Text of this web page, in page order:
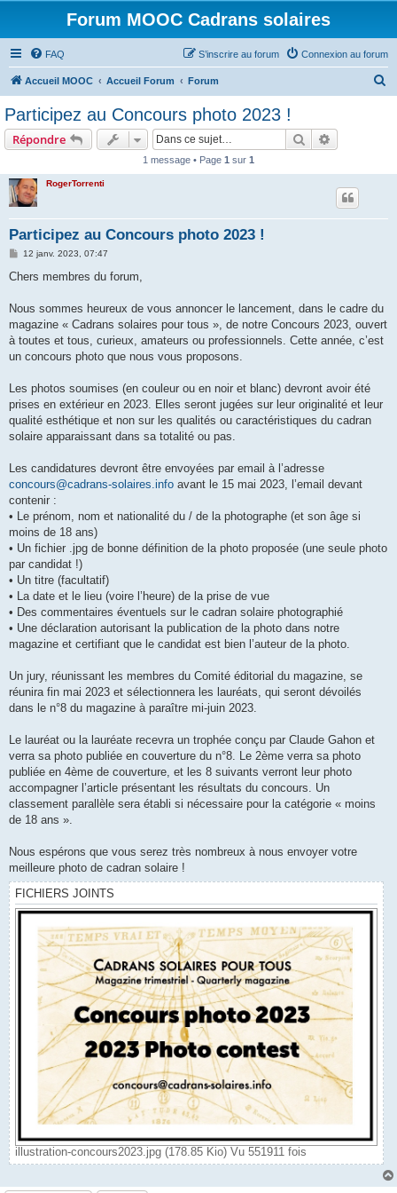
Forum MOOC Cadrans solaires
FAQ Connexion au forum
S’inscrire au forum
Accueil MOOC Accueil Forum Forum
Participez au Concours photo 2023 !
Répondre Rechercher
1 message • Page 1 sur 1
RogerTorrenti
Participez au Concours photo 2023 !
M
s
g
12 janv. 2023, 07:47
Chers membres du forum,
Nous sommes heureux de vous annoncer le lancement, dans le cadre du
magazine « Cadrans solaires pour tous », de notre Concours 2023, ouvert
à toutes et tous, curieux, amateurs ou professionnels. Cette année, c’est
un concours photo que nous vous proposons.
Les photos soumises (en couleur ou en noir et blanc) devront avoir été
prises en extérieur en 2023. Elles seront jugées sur leur originalité et leur
qualité esthétique et non sur les qualités ou caractéristiques du cadran
solaire apparaissant dans sa totalité ou pas.
Les candidatures devront être envoyées par email à l’adresse
concours@cadrans-solaires.info avant le 15 mai 2023, l’email devant
contenir :
• Le prénom, nom et nationalité du / de la photographe (et son âge si
moins de 18 ans)
• Un fichier .jpg de bonne définition de la photo proposée (une seule photo
par candidat !)
• Un titre (facultatif)
• La date et le lieu (voire l’heure) de la prise de vue
• Des commentaires éventuels sur le cadran solaire photographié
• Une déclaration autorisant la publication de la photo dans notre
magazine et certifiant que le candidat est bien l’auteur de la photo.
Un jury, réunissant les membres du Comité éditorial du magazine, se
réunira fin mai 2023 et sélectionnera les lauréats, qui seront dévoilés
dans le n°8 du magazine à paraître mi-juin 2023.
Le lauréat ou la lauréate recevra un trophée conçu par Claude Gahon et
verra sa photo publiée en couverture du n°8. Le 2ème verra sa photo
publiée en 4ème de couverture, et les 8 suivants verront leur photo
accompagner l’article présentant les résultats du concours. Un
classement parallèle sera établi si nécessaire pour la catégorie « moins
de 18 ans ».
Nous espérons que vous serez très nombreux à nous envoyer votre
meilleure photo de cadran solaire !
FICHIERS JOINTS
illustration-concours2023.jpg (178.85 Kio) Vu 551911 fois